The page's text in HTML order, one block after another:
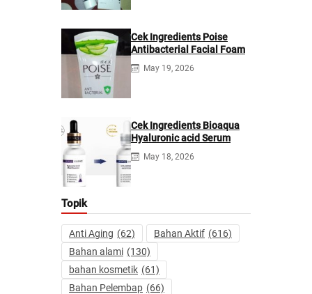
Cek Ingredients Poise
Antibacterial Facial Foam
May 19, 2026
Cek Ingredients Bioaqua
Hyaluronic acid Serum
May 18, 2026
Topik
Anti Aging (62) Bahan Aktif (616)
Bahan alami (130)
bahan kosmetik (61)
Bahan Pelembap (66)